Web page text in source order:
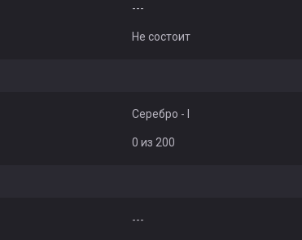
---
Не состоит
Серебро - I
0 из 200
---